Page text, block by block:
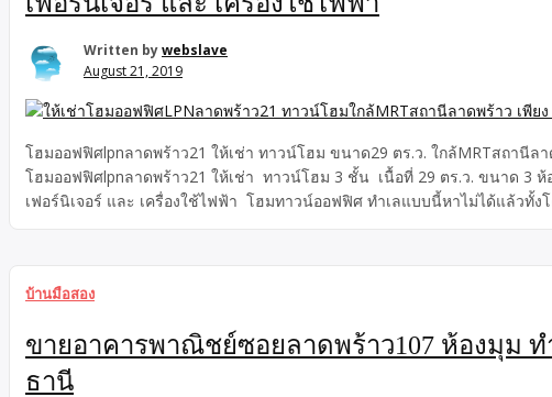
Written bywebslave
August 21, 2019
โฮมออฟฟิศlpnลาดพร้าว21 ให้เช่า ทาวน์โฮม ขนาด29 ตร.ว. ใกล้MRTสถานีล
โฮมออฟฟิศlpnลาดพร้าว21 ให้เช่า ทาวน์โฮม 3 ชั้น เนื้อที่ 29 ตร.ว. ขนาด 3
เฟอร์นิเจอร์ และ เครื่องใช้ไฟฟ้า โฮมทาวน์ออฟฟิศ ทำเลแบบนี้หาไม่ได้แล้วทั้
บ้านมือสอง
ขายอาคารพาณิชย์ซอยลาดพร้าว107 ห้องมุม ท
ธานี